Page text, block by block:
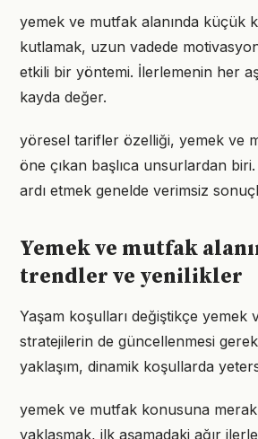
yemek ve mutfak alanında küçük
kutlamak, uzun vadede
etkili bir yöntemi. İlerlemenin her
kayda değer.
yöresel tarifler özelliği, yemek ve
öne çıkan başlıca unsurlardan
ardı etmek genelde verimsiz
Yemek ve mutfak
trendler ve yenilikler
Yaşam koşulları değiştikçe yemek
stratejilerin de güncellenmesi
yaklaşım, dinamik koşullarda
yemek ve mutfak konusuna
yaklaşmak, ilk aşamadaki ağır